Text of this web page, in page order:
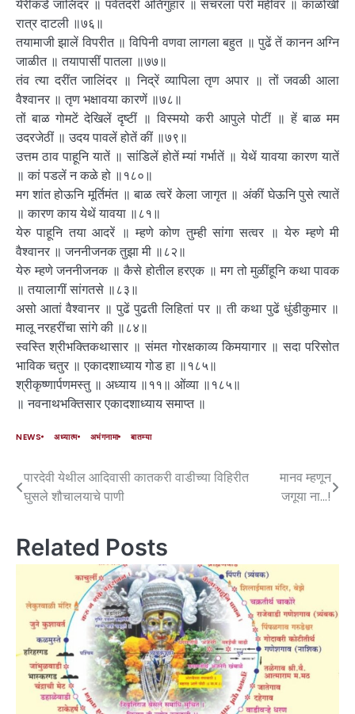
येरीकडे जालिंदर ॥ पर्वतदरीं अतिगुहार ॥ संचरला परी महीवर ॥ काळोखी
रात्र दाटली ॥७६॥
तयामाजी झालें विपरीत ॥ विपिनी वणवा लागला बहुत ॥ पुढें तें कानन अग्नि
जाळीत ॥ तयापासीं पातला ॥७७॥
तंव त्या दरींत जालिंदर ॥ निद्रें व्यापिला तृण अपार ॥ तों जवळी आला
वैश्वानर ॥ तृण भक्षावया कारणें ॥७८॥
तों बाळ गोमटें देखिलें दृष्टीं ॥ विस्मयो करी आपुले पोटीं ॥ हें बाळ मम
उदरजेठीं ॥ उदय पावलें होतें कीं ॥७९॥
उत्तम ठाव पाहूनि यातें ॥ सांडिलें होतें म्यां गर्भातें ॥ येथें यावया कारण यातें
॥ कां पडलें न कळे हो ॥१८०॥
मग शांत होऊनि मूर्तिमंत ॥ बाळ त्वरें केला जागृत ॥ अंकीं घेऊनि पुसे त्यातें
॥ कारण काय येथें यावया ॥८१॥
येरु पाहूनि तया आदरें ॥ म्हणे कोण तुम्ही सांगा सत्वर ॥ येरु म्हणे मी
वैश्वानर ॥ जननीजनक तुझा मी ॥८२॥
येरु म्हणे जननीजनक ॥ कैसे होतील हरएक ॥ मग तो मुळींहूनि कथा पावक
॥ तयालागीं सांगतसे ॥८३॥
असो आतां वैश्वानर ॥ पुढें पुढती लिहितां पर ॥ ती कथा पुढें धुंडीकुमार ॥
मालू नरहरींचा सांगे की ॥८४॥
स्वस्ति श्रीभक्तिकथासार ॥ संमत गोरक्षकाव्य किमयागार ॥ सदा परिसोत
भाविक चतुर ॥ एकादशाध्याय गोड हा ॥१८५॥
श्रीकृष्णार्पणमस्तु ॥ अध्याय ॥११॥ ओंव्या ॥१८५॥
॥ नवनाथभक्तिसार एकादशाध्याय समाप्त ॥
NEWS अध्यात्म अभंगनामा बातम्या
पारदेवी येथील आदिवासी कातकरी वाडीच्या विहिरीत
घुसले शौचालयाचे पाणी
मानव म्हणून
जगूया ना…!
Related Posts